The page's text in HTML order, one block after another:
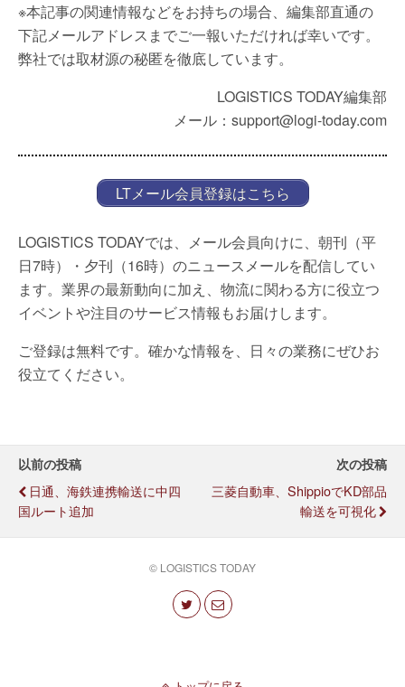
※本記事の関連情報などをお持ちの場合、編集部直通の
下記メールアドレスまでご一報いただければ幸いです。
弊社では取材源の秘匿を徹底しています。
LOGISTICS TODAY編集部
メール：support@logi-today.com
LTメール会員登録はこちら
LOGISTICS TODAYでは、メール会員向けに、朝刊（平
日7時）・夕刊（16時）のニュースメールを配信してい
ます。業界の最新動向に加え、物流に関わる方に役立つ
イベントや注目のサービス情報もお届けします。
ご登録は無料です。確かな情報を、日々の業務にぜひお
役立てください。
以前の投稿
日通、海鉄連携輸送に中四
国ルート追加
次の投稿
三菱自動車、ShippioでKD部品
輸送を可視化
© LOGISTICS TODAY